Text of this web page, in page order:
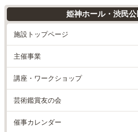
姫神ホール・渋民
施設トップページ
主催事業
講座・ワークショップ
芸術鑑賞友の会
催事カレンダー